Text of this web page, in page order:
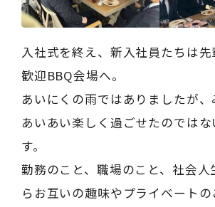
入社式を終え、新入社員たちは
歓迎BBQ会場へ。
あいにくの雨ではありましたが
あいあい楽しく過ごせたのでは
す。
勤務のこと、職場のこと、社会人
らお互いの趣味やプライベートの